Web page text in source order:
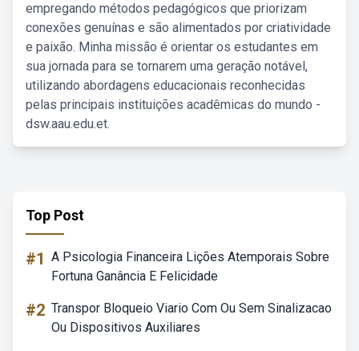
empregando métodos pedagógicos que priorizam
conexões genuínas e são alimentados por criatividade
e paixão. Minha missão é orientar os estudantes em
sua jornada para se tornarem uma geração notável,
utilizando abordagens educacionais reconhecidas
pelas principais instituições acadêmicas do mundo -
dsw.aau.edu.et.
Top Post
#1 A Psicologia Financeira Lições Atemporais Sobre
Fortuna Ganância E Felicidade
#2 Transpor Bloqueio Viario Com Ou Sem Sinalizacao
Ou Dispositivos Auxiliares